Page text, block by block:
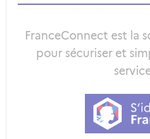
FranceConnect est la
pour sécuriser et